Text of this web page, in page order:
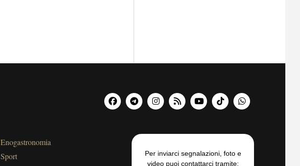
Enogastronomia
Sport
Per inviarci segnalazioni, foto e
video puoi contattarci tramite: